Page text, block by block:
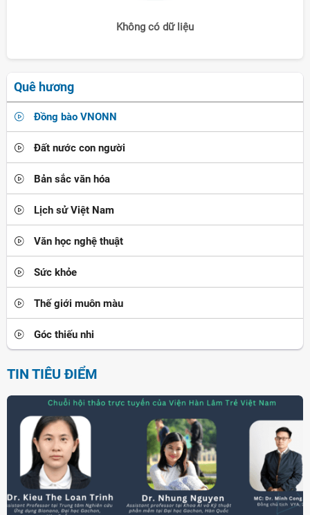
Không có dữ liệu
Quê hương
Đồng bào VNONN
Đất nước con người
Bản sắc văn hóa
Lịch sử Việt Nam
Văn học nghệ thuật
Sức khỏe
Thế giới muôn màu
Góc thiếu nhi
TIN TIÊU ĐIỂM